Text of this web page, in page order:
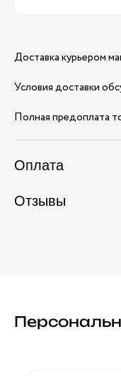
Доставка курьером
Условия доставки
Полная предоплата
Оплата
Отзывы